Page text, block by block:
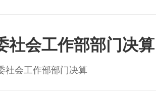
社会工作部部门决算
社会工作部部门决算